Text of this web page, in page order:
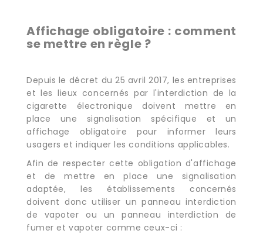
Affichage obligatoire : comment
se mettre en règle ?
Depuis le décret du 25 avril 2017, les entreprises
et les lieux concernés par l'interdiction de la
cigarette électronique doivent mettre en
place une signalisation spécifique et un
affichage obligatoire pour informer leurs
usagers et indiquer les conditions applicables.
Afin de respecter cette obligation d'affichage
et de mettre en place une signalisation
adaptée, les établissements concernés
doivent donc utiliser un panneau interdiction
de vapoter ou un panneau interdiction de
fumer et vapoter comme ceux-ci :